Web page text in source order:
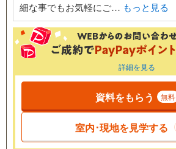
細な事でもお気軽にご… もっと見る
詳細を見る
資料をもらう 無料
室内･現地を見学する